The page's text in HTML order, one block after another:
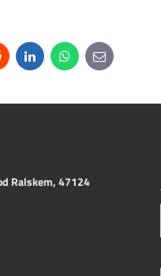
LinkedInWhatsApp
E-
mail
Ralskem, 47124